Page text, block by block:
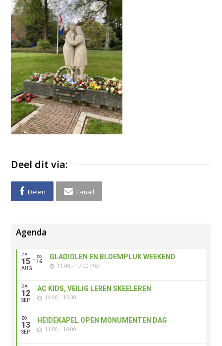
Deel dit via:
Delen E-mail
Agenda
ZA
15
AUG
ZO
16
GLADIOLEN EN BLOEMPLUK WEEKEND
11:00 - 17:00(16)
ZA
12
SEP
AC KIDS, VEILIG LEREN SKEELEREN
14:00 - 15:30
ZO
13
SEP
HEIDEKAPEL OPEN MONUMENTEN DAG
11:00 - 16:00